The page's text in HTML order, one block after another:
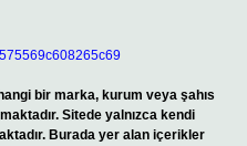
bir marka, kurum veya şahıs
Sitede yalnızca kendi
Burada yer alan içerikler